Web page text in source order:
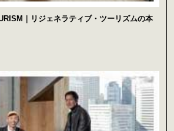
｜リジェネラティブ・ツーリズムの本